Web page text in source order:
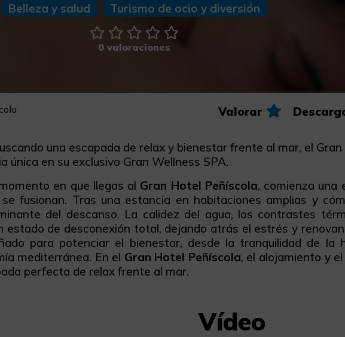
Belleza y salud Turismo de ocio y diversión
0 valoraciones
Valorar
una escapada de relax y bienestar frente al mar, el
única en su exclusivo Gran Wellness SPA.
en que llegas al Gran Hotel Peñíscola, comienza una
fusionan. Tras una estancia en habitaciones amplias y
del descanso. La calidez del agua, los contrastes
estado de desconexión total, dejando atrás el estrés y
para potenciar el bienestar, desde la tranquilidad de la
mediterránea. En el Gran Hotel Peñíscola, el alojamiento y
perfecta de relax frente al mar.
Vídeo